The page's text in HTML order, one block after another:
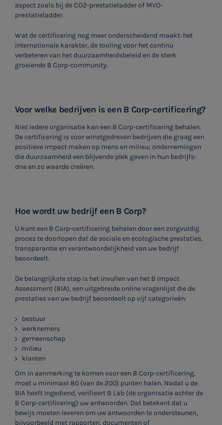
aspect zoals bij de CO2-prestatieladder of MVO-
prestatieladder.
Wat de certificering nog meer onderscheidend maakt: het
internationale karakter, de tooling voor het continu
verbeteren van het duurzaamheidsbeleid en de sterk
groeiende B Corp-community.
Voor welke bedrijven is een B Corp-certificering?
Niet iedere organisatie kan een B Corp-certificering behalen.
De certificering is voor winstgedreven bedrijven die graag een
positieve impact maken op mens en milieu; ondernemingen
die duurzaamheid een blijvende plek geven in hun bedrijfs-
dna en zo waarde creëren.
Hoe wordt uw bedrijf een B Corp?
U kunt een B Corp-certificering behalen door een zorgvuldig
proces te doorlopen dat de sociale en ecologische prestaties,
transparantie en verantwoordelijkheid van uw bedrijf
beoordeelt.
De belangrijkste stap is het invullen van het B Impact
Assessment (BIA), een uitgebreide online vragenlijst die de
prestaties van uw bedrijf beoordeelt op vijf categorieën:
bestuur
werknemers
gemeenschap
milieu
klanten
Om in aanmerking te komen voor een B Corp-certificering,
moet u minimaal 80 (van de 200) punten halen. Nadat u de
BIA heeft ingediend, verifieert B Lab (de organisatie achter de
B Corp-certificering) uw antwoorden. Dat betekent dat u
bewijs moeten leveren om uw antwoorden te ondersteunen,
bijvoorbeeld met rapporten, documenten of